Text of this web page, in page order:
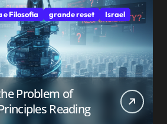
e Filosofia grande reset
Israel
Problem of
Reading